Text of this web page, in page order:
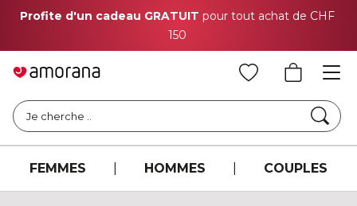
Profite d'un cadeau GRATUIT pour tout achat de CHF
150
Je cherche ..
FEMMES HOMMES COUPLES